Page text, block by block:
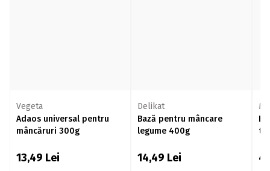
Vegeta
Adaos universal pentru
mâncăruri 300g
13,49 Lei
Delikat
Bază pentru mâncare
legume 400g
14,49 Lei